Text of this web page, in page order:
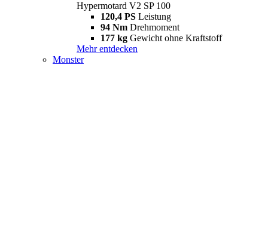
Hypermotard V2 SP 100
120,4 PS Leistung
94 Nm Drehmoment
177 kg Gewicht ohne Kraftstoff
Mehr entdecken
Monster